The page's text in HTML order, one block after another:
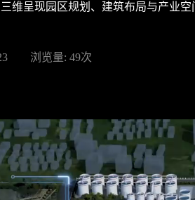
维呈现园区规划、建筑布局与产业
浏览量: 49次